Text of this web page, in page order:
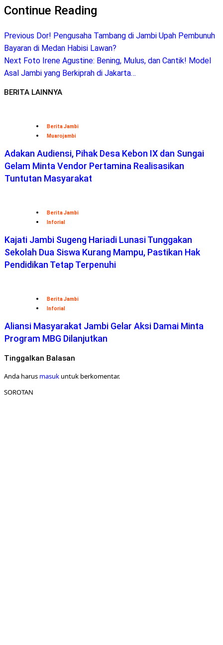
Continue Reading
Previous Dor! Pengusaha Tambang di Jambi Upah Pembunuh
Bayaran di Medan Habisi Lawan?
Next Foto Irene Agustine: Bening, Mulus, dan Cantik! Model
Asal Jambi yang Berkiprah di Jakarta…
BERITA LAINNYA
Berita Jambi
Muarojambi
Adakan Audiensi, Pihak Desa Kebon IX dan Sungai
Gelam Minta Vendor Pertamina Realisasikan
Tuntutan Masyarakat
Berita Jambi
Inforial
Kajati Jambi Sugeng Hariadi Lunasi Tunggakan
Sekolah Dua Siswa Kurang Mampu, Pastikan Hak
Pendidikan Tetap Terpenuhi
Berita Jambi
Inforial
Aliansi Masyarakat Jambi Gelar Aksi Damai Minta
Program MBG Dilanjutkan
Tinggalkan Balasan
Anda harus masuk untuk berkomentar.
SOROTAN